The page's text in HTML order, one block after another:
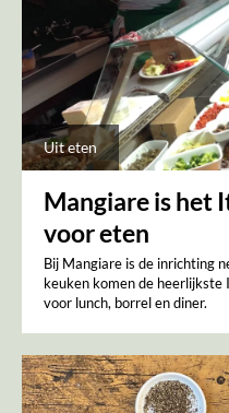
Uit eten
Mangiare is het
voor eten
Bij Mangiare is de inrichting
keuken komen de heerlijkste
voor lunch, borrel en diner.